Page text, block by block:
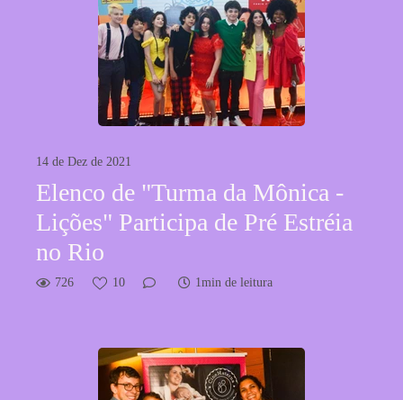
14 de Dez de 2021
Elenco de "Turma da Mônica -
Lições" Participa de Pré Estréia
no Rio
726 10 1min de leitura